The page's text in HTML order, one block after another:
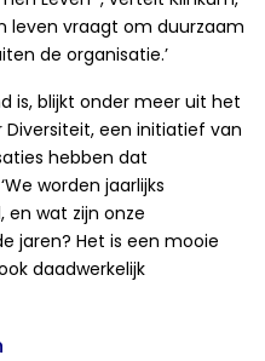
leven vraagt om duurzaam
de organisatie.’
is, blijkt onder meer uit het
een initiatief van
hebben dat
worden jaarlijks
en wat zijn onze
jaren? Het is een mooie
daadwerkelijk